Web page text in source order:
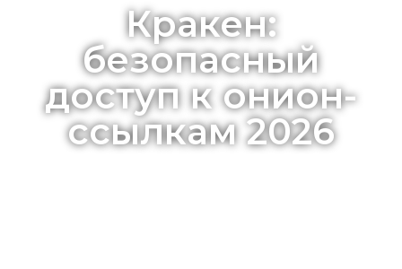
Кракен:
безопасный
доступ к онион-
ссылкам 2026